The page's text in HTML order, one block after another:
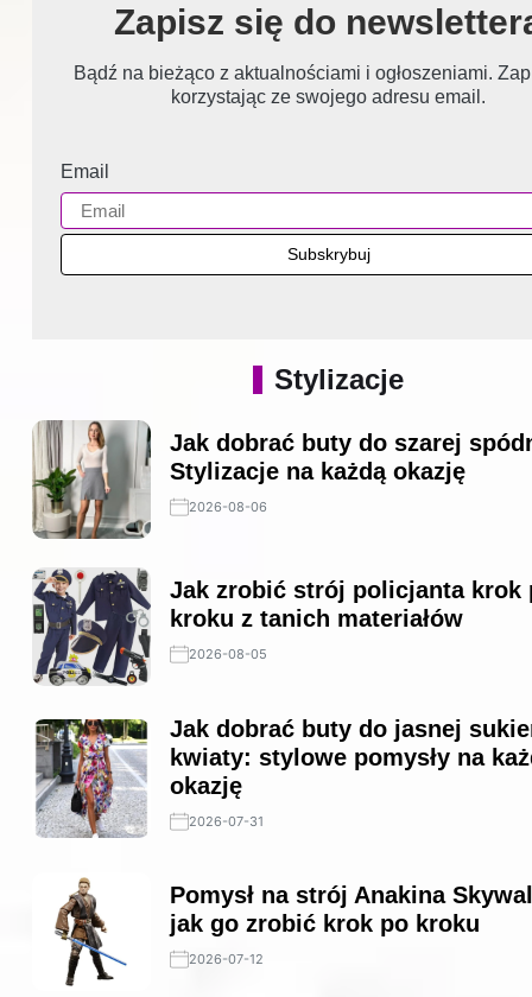
Zapisz się do
Bądź na bieżąco z aktualnościami i ogłoszeniami.
korzystając ze swojego adresu email.
Email
Stylizacje
Jak dobrać buty do szarej
Stylizacje na każdą okazję
2026-08-06
Jak zrobić strój policjanta krok
kroku z tanich materiałów
2026-08-05
Jak dobrać buty do jasnej
kwiaty: stylowe pomysły na
okazję
2026-07-31
Pomysł na strój Anakina
jak go zrobić krok po kroku
2026-07-12